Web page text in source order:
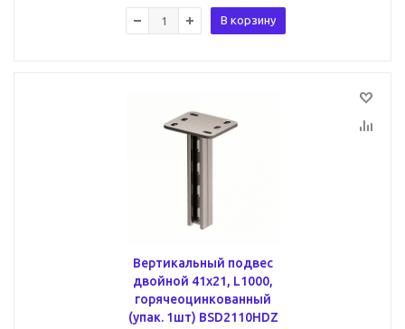
В корзину
Вертикальный подвес
двойной 41х21, L1000,
горячеоцинкованный
(упак. 1шт) BSD2110HDZ